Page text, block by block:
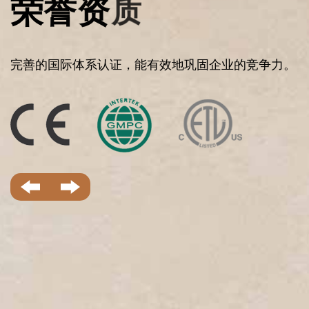
完善的国际体系认证，能有效地巩固企业的竞争力。